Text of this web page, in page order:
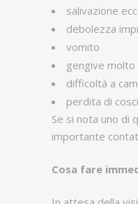
salivazione
debolezza
vomito
gengive
difficoltà a
perdita di
Se si nota uno di
importante
Cosa fare